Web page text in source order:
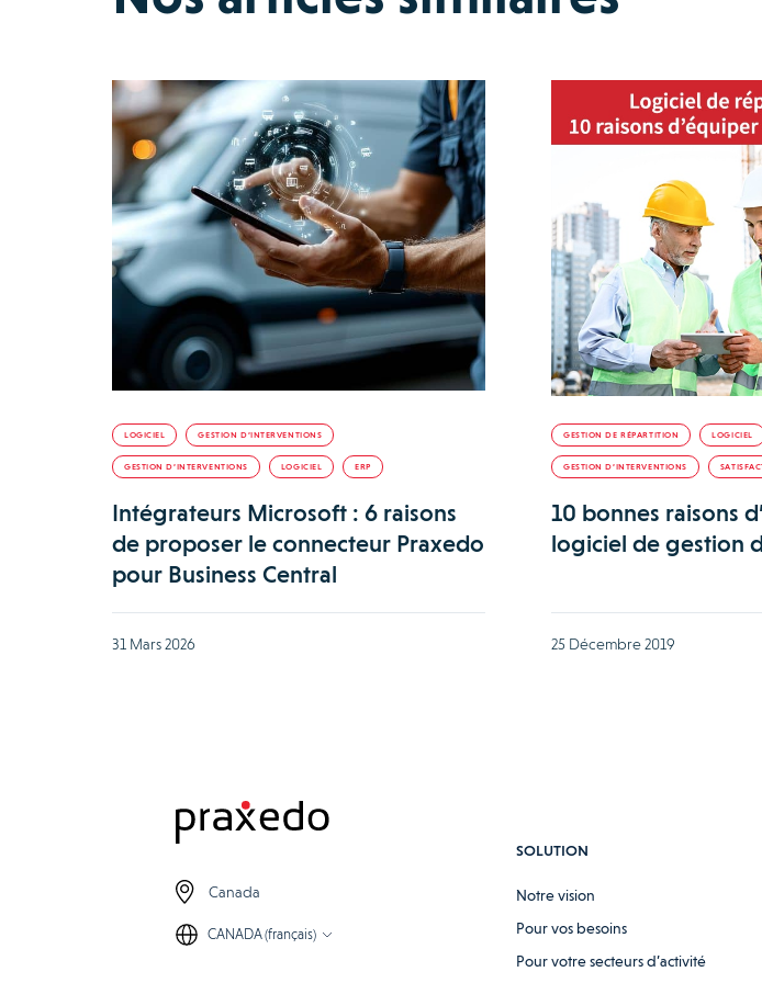
LOGICIEL GESTION D’INTERVENTIONS
GESTION D’INTERVENTIONS LOGICIEL ERP
Intégrateurs Microsoft : 6 raisons
de proposer le connecteur Praxedo
pour Business Central
31 Mars 2026
GESTION DE RÉPARTITION LOGICIEL
GESTION D’INTERVENTIONS
10 bonnes raisons
logiciel de gestion
25 Décembre 2019
Canada
CANADA (français)
SOLUTION
Notre vision
Pour vos besoins
Pour votre secteurs d’activité